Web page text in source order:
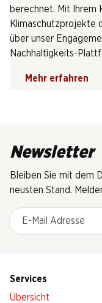
berechnet. Mit Ihrem
Klimaschutzprojekte
über unser
Nachhaltigkeits-
Mehr erfahren
Newsletter
Bleiben Sie mit dem
neusten Stand.
E-Mail Adresse
Services
Übersicht